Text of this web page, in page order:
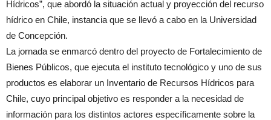
Hídricos”, que abordó la situación actual y proyección del recurso
hídrico en Chile, instancia que se llevó a cabo en la Universidad
de Concepción.
La jornada se enmarcó dentro del proyecto de Fortalecimiento de
Bienes Públicos, que ejecuta el instituto tecnológico y uno de sus
productos es elaborar un Inventario de Recursos Hídricos para
Chile, cuyo principal objetivo es responder a la necesidad de
información para los distintos actores específicamente sobre la